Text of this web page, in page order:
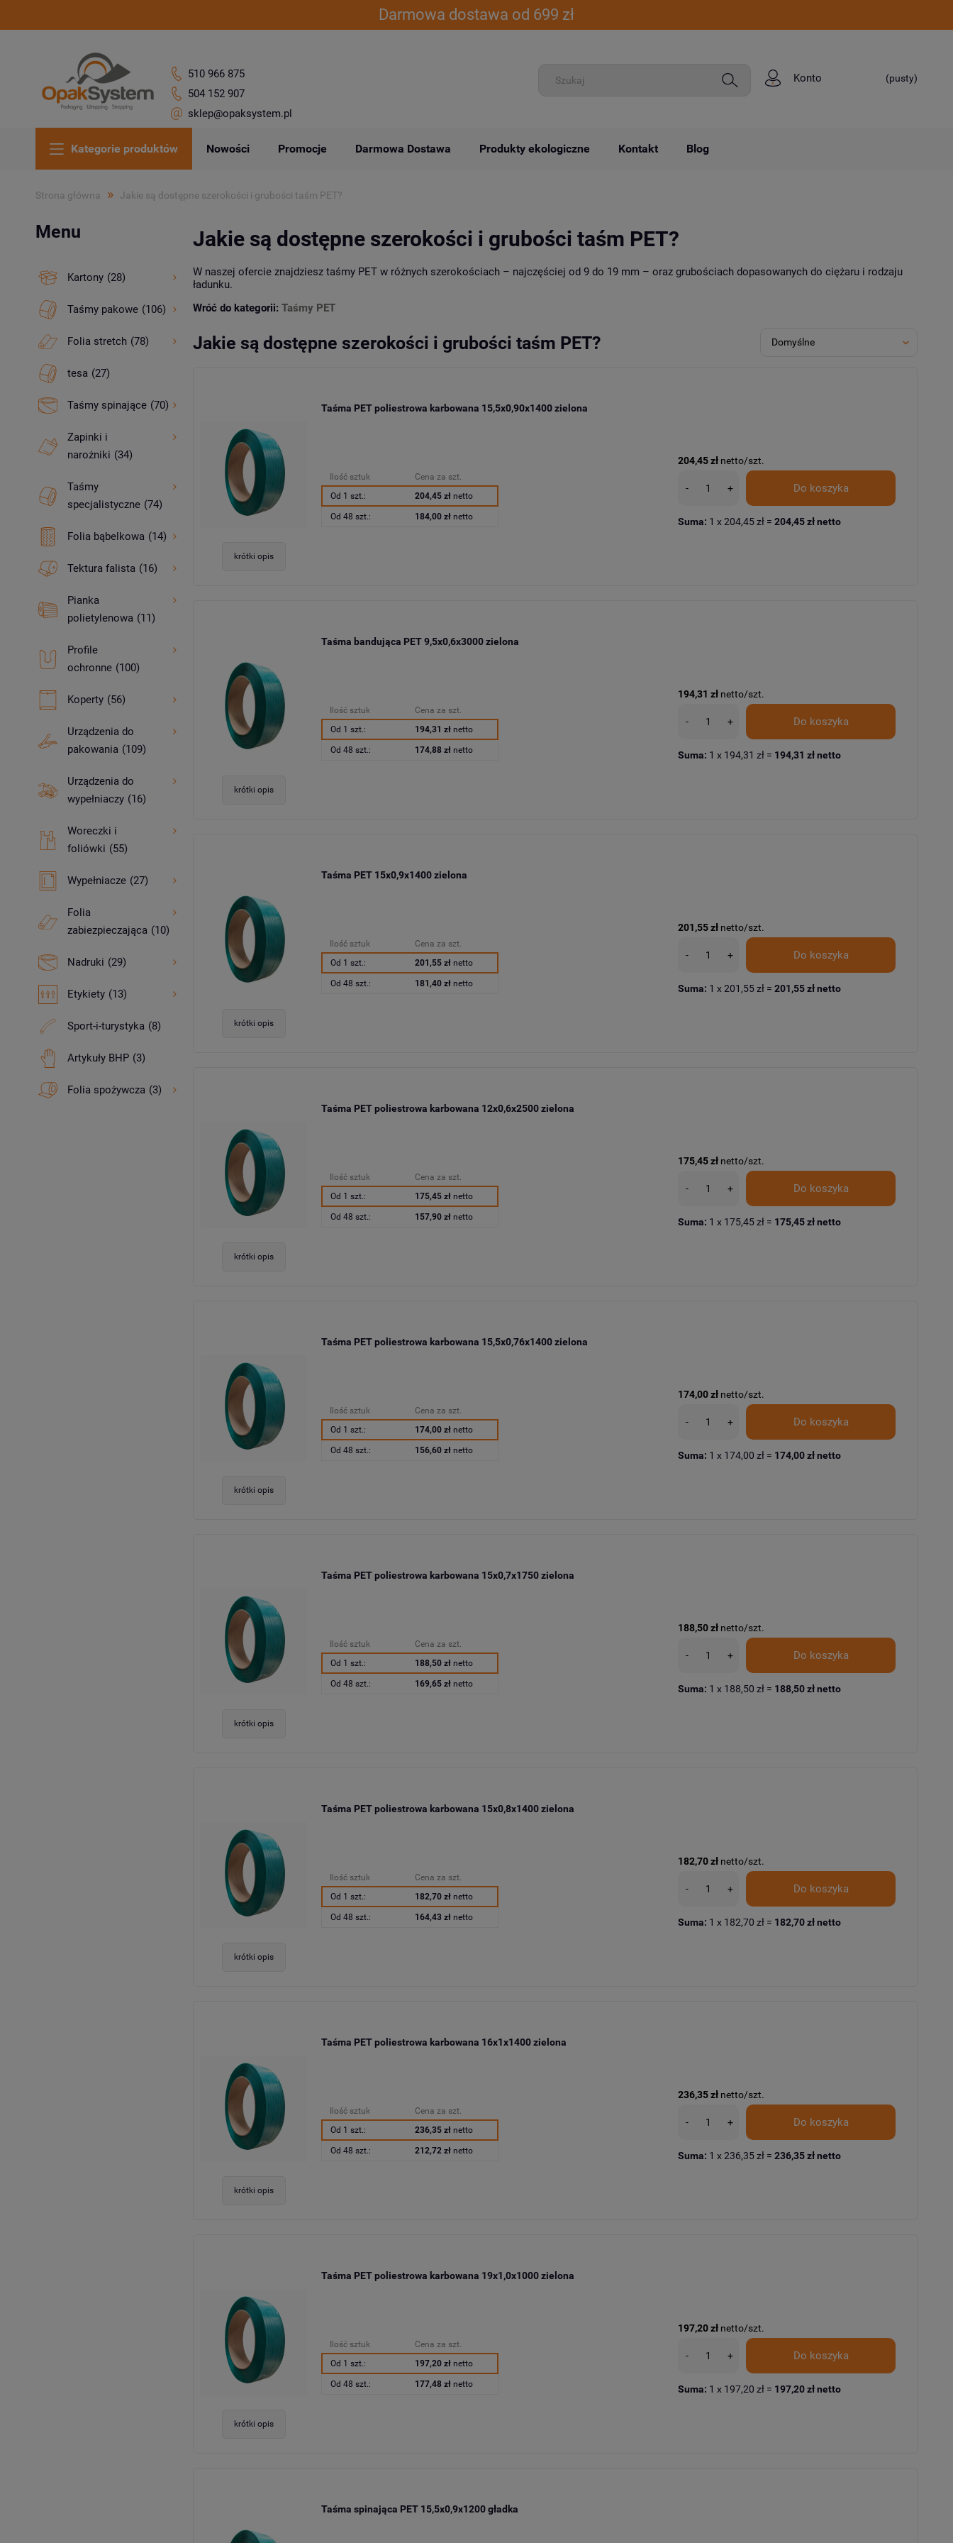
Darmowa dostawa od 699 zł
510 966 875
504 152 907
sklep@opaksystem.pl
(pusty)
Konto
Kategorie produktów Nowości Promocje Darmowa Dostawa Produkty ekologiczne Kontakt Blog
Strona główna » Jakie są dostępne szerokości i grubości taśm PET?
Menu
Kartony (28)
Taśmy pakowe (106)
Folia stretch (78)
tesa (27)
Taśmy spinające (70)
Zapinki i
narożniki (34)
Taśmy
specjalistyczne (74)
Folia bąbelkowa (14)
Tektura falista (16)
Pianka
polietylenowa (11)
Profile
ochronne (100)
Koperty (56)
Urządzenia do
pakowania (109)
Urządzenia do
wypełniaczy (16)
Woreczki i
foliówki (55)
Wypełniacze (27)
Folia
zabiezpieczająca (10)
Nadruki (29)
Etykiety (13)
Sport-i-turystyka (8)
Artykuły BHP (3)
Folia spożywcza (3)
Jakie są dostępne szerokości i grubości taśm PET?
W naszej ofercie znajdziesz taśmy PET w różnych szerokościach – najczęściej od 9 do 19 mm – oraz grubościach dopasowanych do ciężaru i rodzaju
ładunku.
Wróć do kategorii: Taśmy PET
Jakie są dostępne szerokości i grubości taśm PET?
Taśma PET poliestrowa karbowana 15,5x0,90x1400 zielona
krótki opis
Ilość sztuk
Cena za szt.
Od 1 szt.:
204,45 zł netto
Od 48 szt.: 184,00 zł netto
204,45 zł netto/szt.
- + Do koszyka
Suma: 1 x204,45 zł =204,45 złnetto
Taśma bandująca PET 9,5x0,6x3000 zielona
krótki opis
Ilość sztuk
Cena za szt.
Od 1 szt.:
194,31 zł netto
Od 48 szt.: 174,88 zł netto
194,31 zł netto/szt.
- + Do koszyka
Suma: 1 x 194,31 zł = 194,31 złnetto
Taśma PET 15x0,9x1400 zielona
krótki opis
Ilość sztuk
Cena za szt.
Od 1 szt.:
201,55 zł netto
Od 48 szt.: 181,40 zł netto
201,55 zł netto/szt.
- + Do koszyka
Suma: 1 x201,55 zł =201,55 złnetto
Taśma PET poliestrowa karbowana 12x0,6x2500 zielona
krótki opis
Ilość sztuk
Cena za szt.
Od 1 szt.:
175,45 zł netto
Od 48 szt.: 157,90 zł netto
175,45 zł netto/szt.
- + Do koszyka
Suma: 1 x 175,45 zł = 175,45 złnetto
Taśma PET poliestrowa karbowana 15,5x0,76x1400 zielona
krótki opis
Ilość sztuk
Cena za szt.
Od 1 szt.:
174,00 zł netto
Od 48 szt.: 156,60 zł netto
174,00 zł netto/szt.
- + Do koszyka
Suma: 1 x 174,00 zł = 174,00 złnetto
Taśma PET poliestrowa karbowana 15x0,7x1750 zielona
krótki opis
Ilość sztuk
Cena za szt.
Od 1 szt.:
188,50 zł netto
Od 48 szt.: 169,65 zł netto
188,50 zł netto/szt.
- + Do koszyka
Suma: 1 x 188,50 zł = 188,50 złnetto
Taśma PET poliestrowa karbowana 15x0,8x1400 zielona
krótki opis
Ilość sztuk
Cena za szt.
Od 1 szt.:
182,70 zł netto
Od 48 szt.: 164,43 zł netto
182,70 zł netto/szt.
- + Do koszyka
Suma: 1 x 182,70 zł = 182,70 złnetto
Taśma PET poliestrowa karbowana 16x1x1400 zielona
krótki opis
Ilość sztuk
Cena za szt.
Od 1 szt.:
236,35 zł netto
Od 48 szt.: 212,72 zł netto
236,35 zł netto/szt.
- + Do koszyka
Suma: 1 x236,35 zł =236,35 złnetto
Taśma PET poliestrowa karbowana 19x1,0x1000 zielona
krótki opis
Ilość sztuk
Cena za szt.
Od 1 szt.:
197,20 zł netto
Od 48 szt.: 177,48 zł netto
197,20 zł netto/szt.
- + Do koszyka
Suma: 1 x 197,20 zł = 197,20 złnetto
Taśma spinająca PET 15,5x0,9x1200 gładka